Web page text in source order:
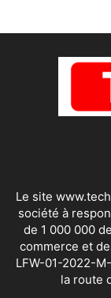
Le site
société à
de 1 000 000
commerce et
LFW-01-2022-
la route